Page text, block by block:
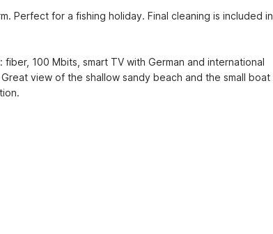
Perfect for a fishing holiday. Final cleaning is included in
100 Mbits, smart TV with German and international
view of the shallow sandy beach and the small boat